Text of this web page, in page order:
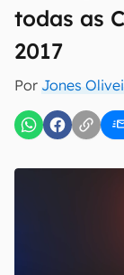
todas as
2017
Por Jones
E-mail
Uso e